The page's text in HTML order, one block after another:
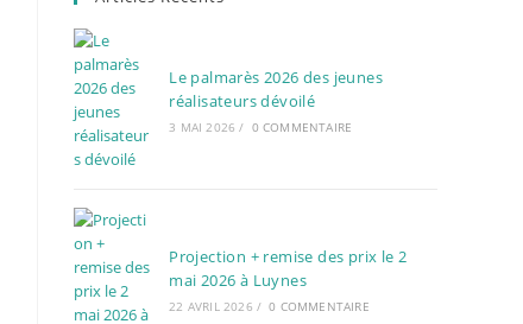
Le palmarès 2026 des jeunes
réalisateurs dévoilé
3 MAI 2026 / 0 COMMENTAIRE
Projection + remise des prix le 2
mai 2026 à Luynes
22 AVRIL 2026 / 0 COMMENTAIRE